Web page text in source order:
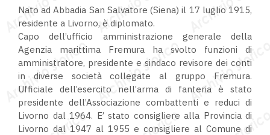
Nato ad Abbadia San Salvatore (Siena) il 17 luglio 1915,
residente a Livorno, è diplomato.
Capo dell’ufficio amministrazione generale della
Agenzia marittima Fremura ha svolto funzioni di
amministratore, presidente e sindaco revisore dei conti
in diverse società collegate al gruppo Fremura.
Ufficiale dell’esercito nell’arma di fanteria è stato
presidente dell’Associazione combattenti e reduci di
Livorno dal 1964. E’ stato consigliere alla Provincia di
Livorno dal 1947 al 1955 e consigliere al Comune di